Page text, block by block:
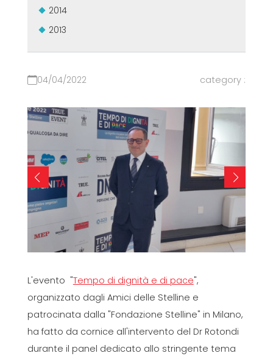
2014
2013
04/04/2022 category :
L'evento "Tempo di dignità e di pace",
organizzato dagli Amici delle Stelline e
patrocinata dalla "Fondazione Stelline" in Milano,
ha fatto da cornice all'intervento del Dr Rotondi
durante il panel dedicato allo stringente tema